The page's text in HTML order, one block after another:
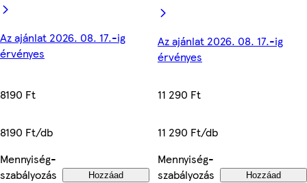
Az ajánlat 2026. 08. 17.-ig
érvényes
8190 Ft
8190 Ft/db
Mennyiség-
szabályozás
Hozzáad
Az ajánlat 2026. 08. 17.-ig
érvényes
11 290 Ft
11 290 Ft/db
Mennyiség-
szabályozás
Hozzáad